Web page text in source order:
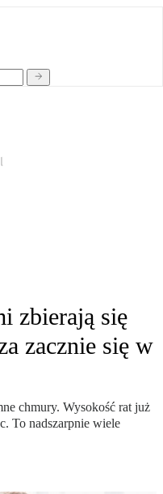
zbierają się
zacznie się w
chmury. Wysokość rat już
To nadszarpnie wiele